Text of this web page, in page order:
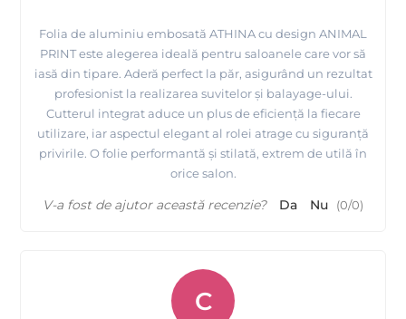
Folia de aluminiu embosată ATHINA cu design ANIMAL
PRINT este alegerea ideală pentru saloanele care vor să
iasă din tipare. Aderă perfect la păr, asigurând un rezultat
profesionist la realizarea suvitelor și balayage-ului.
Cutterul integrat aduce un plus de eficiență la fiecare
utilizare, iar aspectul elegant al rolei atrage cu siguranță
privirile. O folie performantă și stilată, extrem de utilă în
orice salon.
V-a fost de ajutor această recenzie? Da Nu (0/0)
C